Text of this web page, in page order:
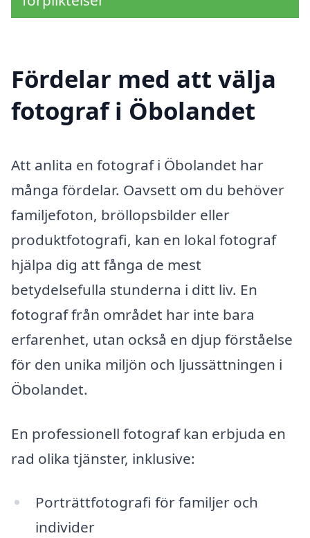
Fördelar med att välja
fotograf i Öbolandet
Att anlita en fotograf i Öbolandet har
många fördelar. Oavsett om du behöver
familjefoton, bröllopsbilder eller
produktfotografi, kan en lokal fotograf
hjälpa dig att fånga de mest
betydelsefulla stunderna i ditt liv. En
fotograf från området har inte bara
erfarenhet, utan också en djup förståelse
för den unika miljön och ljussättningen i
Öbolandet.
En professionell fotograf kan erbjuda en
rad olika tjänster, inklusive:
Porträttfotografi för familjer och
individer